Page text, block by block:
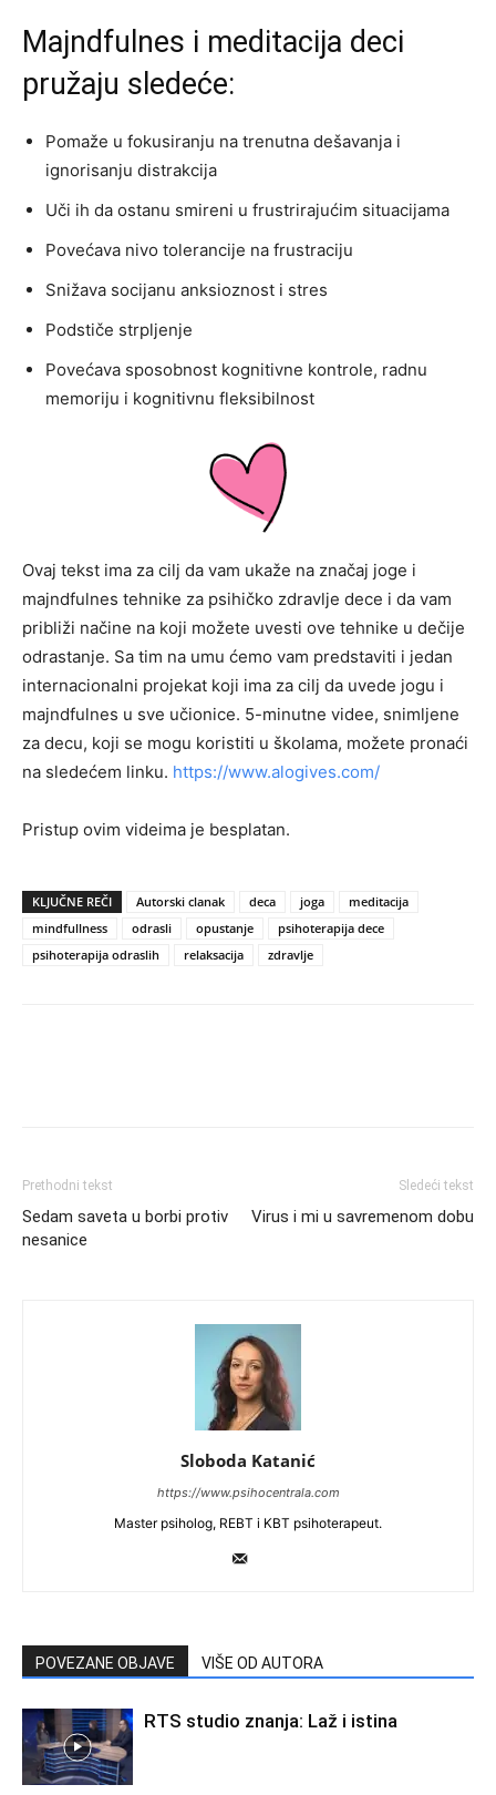
Majndfulnes i meditacija deci
pružaju sledeće:
Pomaže u fokusiranju na trenutna dešavanja i
ignorisanju distrakcija
Uči ih da ostanu smireni u frustrirajućim situacijama
Povećava nivo tolerancije na frustraciju
Snižava socijanu anksioznost i stres
Podstiče strpljenje
Povećava sposobnost kognitivne kontrole, radnu
memoriju i kognitivnu fleksibilnost
Ovaj tekst ima za cilj da vam ukaže na značaj joge i
majndfulnes tehnike za psihičko zdravlje dece i da vam
približi načine na koji možete uvesti ove tehnike u dečije
odrastanje. Sa tim na umu ćemo vam predstaviti i jedan
internacionalni projekat koji ima za cilj da uvede jogu i
majndfulnes u sve učionice. 5-minutne videe, snimljene
za decu, koji se mogu koristiti u školama, možete pronaći
na sledećem linku. https://www.alogives.com/
Pristup ovim videima je besplatan.
KLJUČNE REČI Autorski clanak deca joga
meditacija
mindfullness
odrasli opustanje
psihoterapija dece
psihoterapija odraslih
relaksacija zdravlje
Prethodni tekst
Sedam saveta u borbi protiv
nesanice
Sledeći tekst
Virus i mi u savremenom dobu
Sloboda Katanić
https://www.psihocentrala.com
Master psiholog, REBT i KBT psihoterapeut.
POVEZANE OBJAVE VIŠE OD AUTORA
RTS studio znanja: Laž i istina